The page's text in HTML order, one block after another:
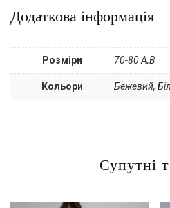
Додаткова інформація
Розміри 70-80 А,В
Кольори Бежевий,
Супутні